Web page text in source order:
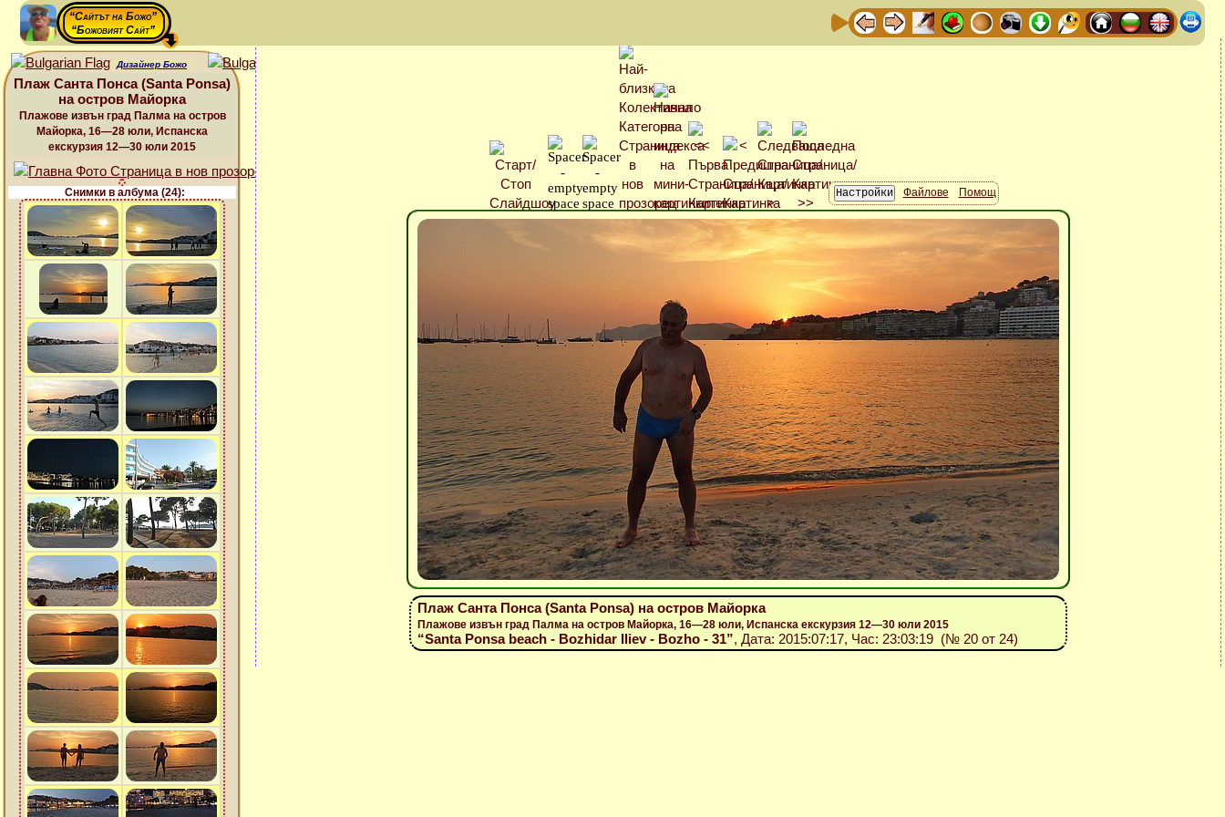
“Сайтът на Божо”
“Божовият Сайт”
Дизайнер Божо
Плаж Санта Понса (Santa Ponsa)
на остров Майорка
Плажове извън град Палма на остров
Майорка, 16—28 юли, Испанска
екскурзия 12—30 юли 2015
Снимки в албума (24): Файлове Помощ
Плаж Санта Понса (Santa Ponsa) на остров Майорка
Плажове извън град Палма на остров Майорка, 16—28 юли, Испанска екскурзия 12—30 юли 2015
“Santa Ponsa beach - Bozhidar Iliev - Bozho - 31”, Дата: 2015:07:17, Час: 23:03:19 (№ 20 от 24)